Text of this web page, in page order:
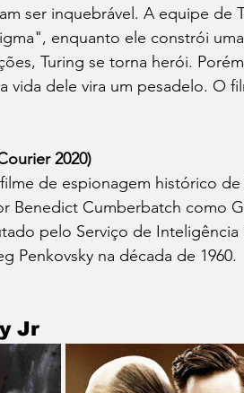
ser inquebrável. A equipe de
enquanto ele constrói
Turing se torna herói.
vida dele vira um pesadelo. O
2020)
de espionagem histórico
Benedict Cumberbatch como
pelo Serviço de Inteligência
Penkovsky na década de 1960.
Jr